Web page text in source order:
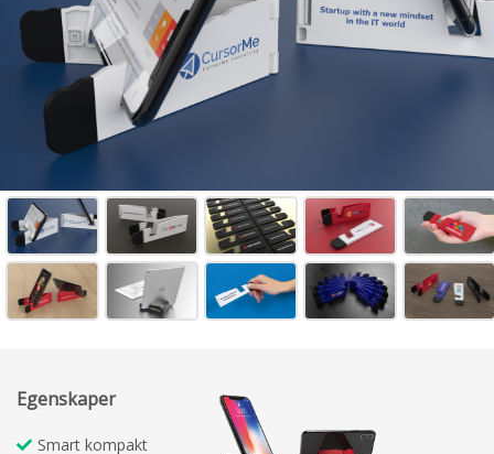
Egenskaper
Smart kompakt